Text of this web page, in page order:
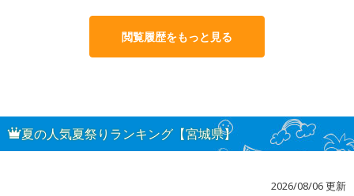
閲覧履歴をもっと見る
夏の人気夏祭りランキング【宮城県】
2026/08/06 更新